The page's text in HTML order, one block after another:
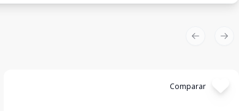
Comparar
Previous